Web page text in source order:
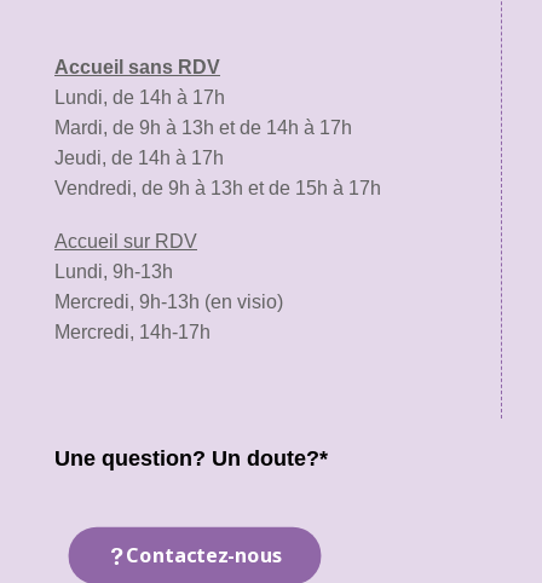
Accueil sans RDV
Lundi, de 14h à 17h
Mardi, de 9h à 13h et de 14h à 17h
Jeudi, de 14h à 17h
Vendredi, de 9h à 13h et de 15h à 17h
Accueil sur RDV
Lundi, 9h-13h
Mercredi, 9h-13h (en visio)
Mercredi, 14h-17h
Une question? Un doute?*
Contactez-nous